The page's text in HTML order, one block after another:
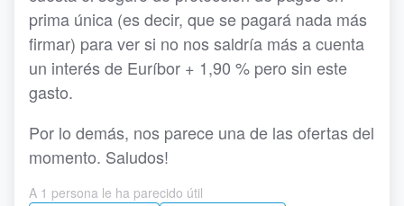
prima única (es decir, que se pagará nada más
firmar) para ver si no nos saldría más a cuenta
un interés de Euríbor + 1,90 % pero sin este
gasto.
Por lo demás, nos parece una de las ofertas del
momento. Saludos!
A 1 persona le ha parecido útil